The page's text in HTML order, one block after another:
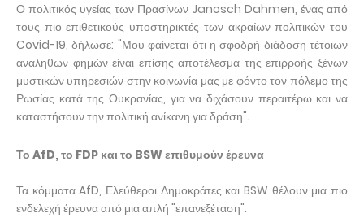
Ο πολιτικός υγείας των Πρασίνων Janosch Dahmen, ένας από
τους πιο επιθετικούς υποστηρικτές των ακραίων πολιτικών του
Covid-19, δήλωσε: "Μου φαίνεται ότι η σφοδρή διάδοση τέτοιων
αναληθών φημών είναι επίσης αποτέλεσμα της επιρροής ξένων
μυστικών υπηρεσιών στην κοινωνία μας με φόντο τον πόλεμο της
Ρωσίας κατά της Ουκρανίας, για να διχάσουν περαιτέρω και να
καταστήσουν την πολιτική ανίκανη για δράση".
Το AfD, το FDP και το BSW επιθυμούν έρευνα
Τα κόμματα AfD, Ελεύθεροι Δημοκράτες και BSW θέλουν μια πιο
ενδελεχή έρευνα από μια απλή "επανεξέταση".